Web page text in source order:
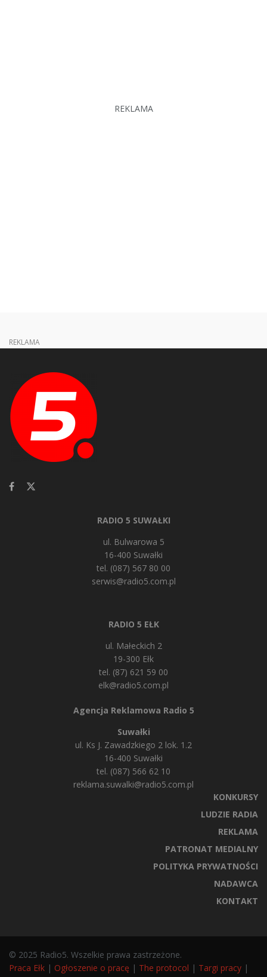
REKLAMA
REKLAMA
RADIO 5 SUWAŁKI
ul. Bulwarowa 5
16-400 Suwałki
tel. (087) 567 80 00
serwis@radio5.com.pl
RADIO 5 EŁK
ul. Małeckich 2
19-300 Ełk
tel. (87) 621 59 00
elk@radio5.com.pl
Agencja Reklamowa Radio 5
Suwałki
ul. Ks J. Zawadzkiego 2 lok. 1.2
16-400 Suwałki
tel. (087) 566 62 10
reklama.suwalki@radio5.com.pl
KONKURSY
LUDZIE RADIA
REKLAMA
PATRONAT MEDIALNY
POLITYKA PRYWATNOŚCI
NADAWCA
KONTAKT
© 2025 Radio5. Wszelkie prawa zastrzeżone.
Praca Ełk | Ogłoszenie o pracę | The protocol | Targi pracy |